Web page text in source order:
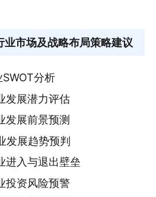
业市场及战略布局策略建议
分析
发展潜力评估
发展前景预测
发展趋势预判
进入与退出壁垒
投资风险预警